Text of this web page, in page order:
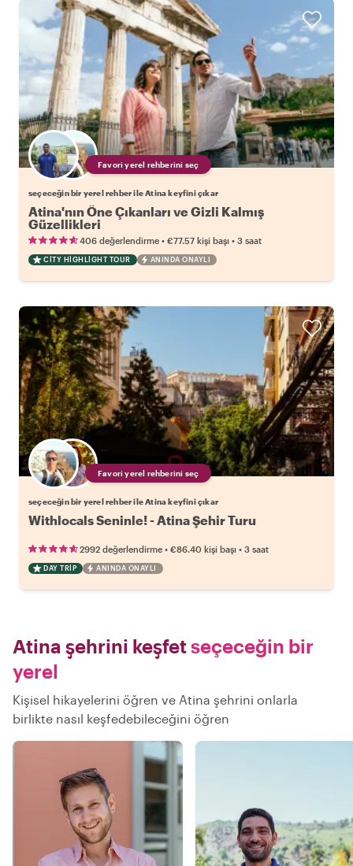
Favori yerel rehberini seç
seçeceğin bir yerel rehber ile Atina keyfini çıkar
Atina'nın Öne Çıkanları ve Gizli Kalmış
Güzellikleri
406 değerlendirme • €77.57 kişi başı • 3 saat
CITY HIGHLIGHT TOUR ANINDA ONAYLI
Favori yerel rehberini seç
seçeceğin bir yerel rehber ile Atina keyfini çıkar
Withlocals Seninle! - Atina Şehir Turu
2992 değerlendirme • €86.40 kişi başı • 3 saat
DAY TRIP ANINDA ONAYLI
Atina şehrini keşfetseçeceğin bir
yerel
Kişisel hikayelerini öğren ve Atina şehrini onlarla
birlikte nasıl keşfedebileceğini öğren